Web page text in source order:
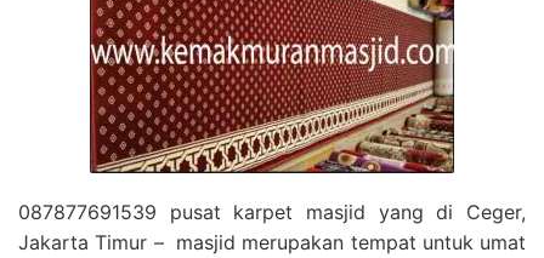
087877691539 pusat karpet masjid yang di Ceger,
Jakarta Timur – masjid merupakan tempat untuk umat